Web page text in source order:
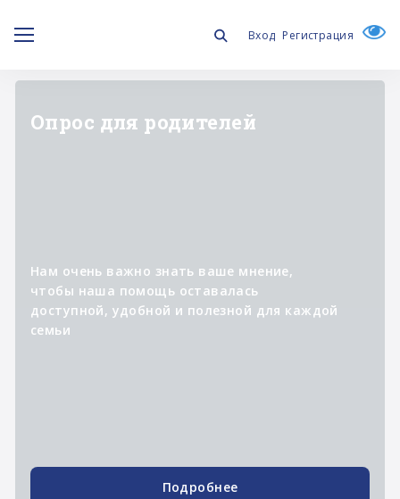
Вход Регистрация
"ЛИЧНОЕ ДЕЛО"
реализации программ фонда,
помогая изменять к лучшему
Подробнее